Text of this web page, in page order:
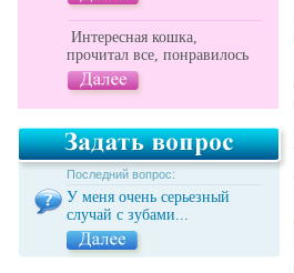
Интересная кошка,
прочитал все, понравилось
Последний вопрос:
У меня очень серьезный
случай с зубами...